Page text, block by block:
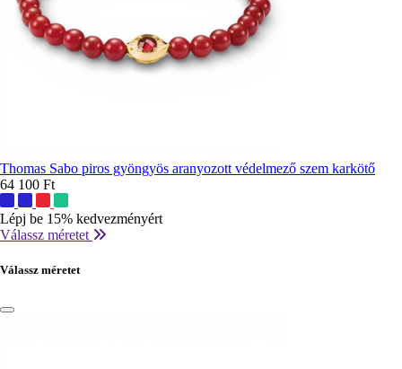
Thomas Sabo piros gyöngyös aranyozott védelmező szem karkötő
64 100 Ft
színek:
Lépj be 15% kedvezményért
Válassz méretet
Válassz méretet